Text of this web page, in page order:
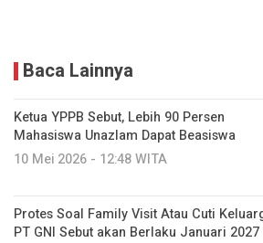
Baca Lainnya
Ketua YPPB Sebut, Lebih 90 Persen
Mahasiswa Unazlam Dapat Beasiswa
10 Mei 2026 - 12:48 WITA
Protes Soal Family Visit Atau Cuti
PT GNI Sebut akan Berlaku Januari 2027